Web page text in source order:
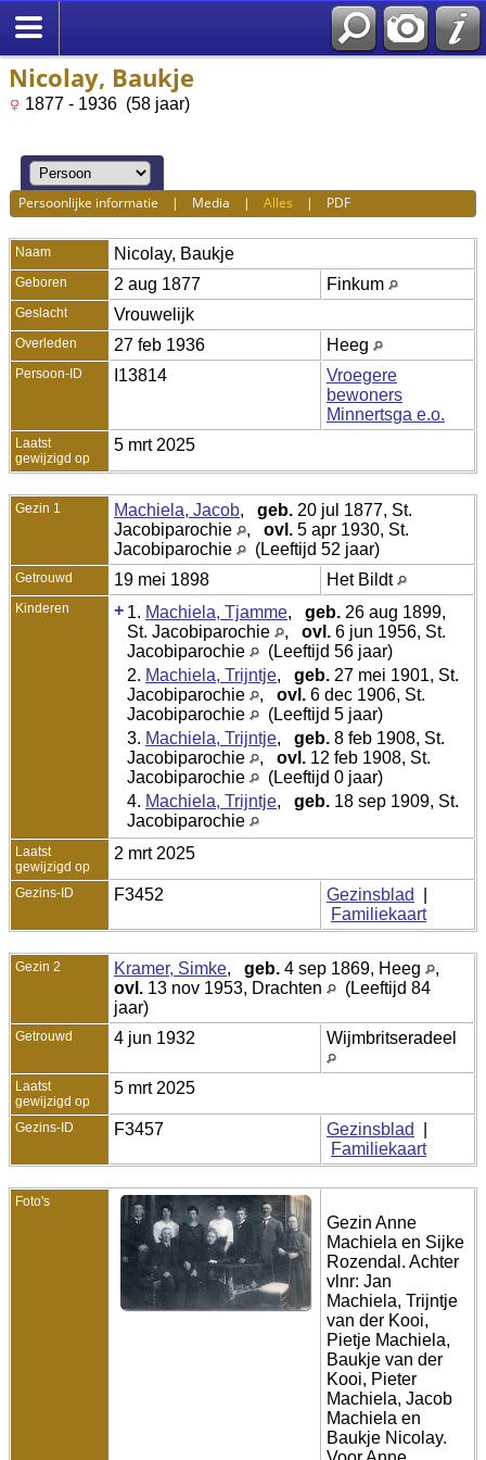
Nicolay, Baukje
1877 - 1936 (58 jaar)
Persoonlijke informatie | Media |Alles | PDF
Naam Nicolay, Baukje
Geboren 2 aug 1877 Finkum
Geslacht Vrouwelijk
Overleden 27 feb 1936 Heeg
Persoon-ID I13814
Vroegere
bewoners
Minnertsga e.o.
Laatst
gewijzigd op
5 mrt 2025
Gezin 1 Machiela, Jacob, geb. 20 jul 1877, St.
Jacobiparochie
, ovl. 5 apr 1930, St.
Jacobiparochie
(Leeftijd 52 jaar)
Getrouwd 19 mei 1898 Het Bildt
Kinderen + 1. Machiela, Tjamme, geb. 26 aug 1899,
St. Jacobiparochie
, ovl. 6 jun 1956, St.
Jacobiparochie
(Leeftijd 56 jaar)
2. Machiela, Trijntje, geb. 27 mei 1901, St.
Jacobiparochie
, ovl. 6 dec 1906, St.
Jacobiparochie
(Leeftijd 5 jaar)
3. Machiela, Trijntje, geb. 8 feb 1908, St.
Jacobiparochie
, ovl. 12 feb 1908, St.
Jacobiparochie
(Leeftijd 0 jaar)
4. Machiela, Trijntje, geb. 18 sep 1909, St.
Jacobiparochie
Laatst
gewijzigd op
2 mrt 2025
Gezins-ID F3452 Gezinsblad
Familiekaart
Gezin 2 Kramer, Simke, geb. 4 sep 1869, Heeg
,
ovl. 13 nov 1953, Drachten
(Leeftijd 84
jaar)
Getrouwd 4 jun 1932 Wijmbritseradeel
Laatst
gewijzigd op
5 mrt 2025
Gezins-ID F3457 Gezinsblad
Familiekaart
Foto's
Gezin Anne
Machiela en Sijke
Rozendal. Achter
vlnr: Jan
Machiela, Trijntje
van der Kooi,
Pietje Machiela,
Baukje van der
Kooi, Pieter
Machiela, Jacob
Machiela en
Baukje Nicolay.